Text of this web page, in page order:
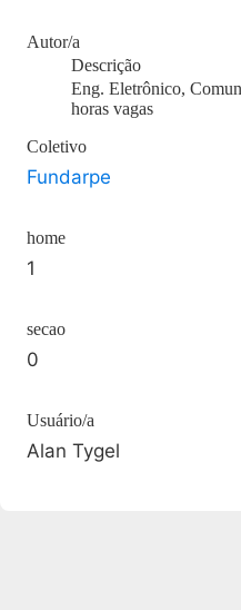
Autor/a
Descrição
Eng. Eletrônico,
horas vagas
Coletivo
Fundarpe
home
1
secao
0
Usuário/a
Alan Tygel